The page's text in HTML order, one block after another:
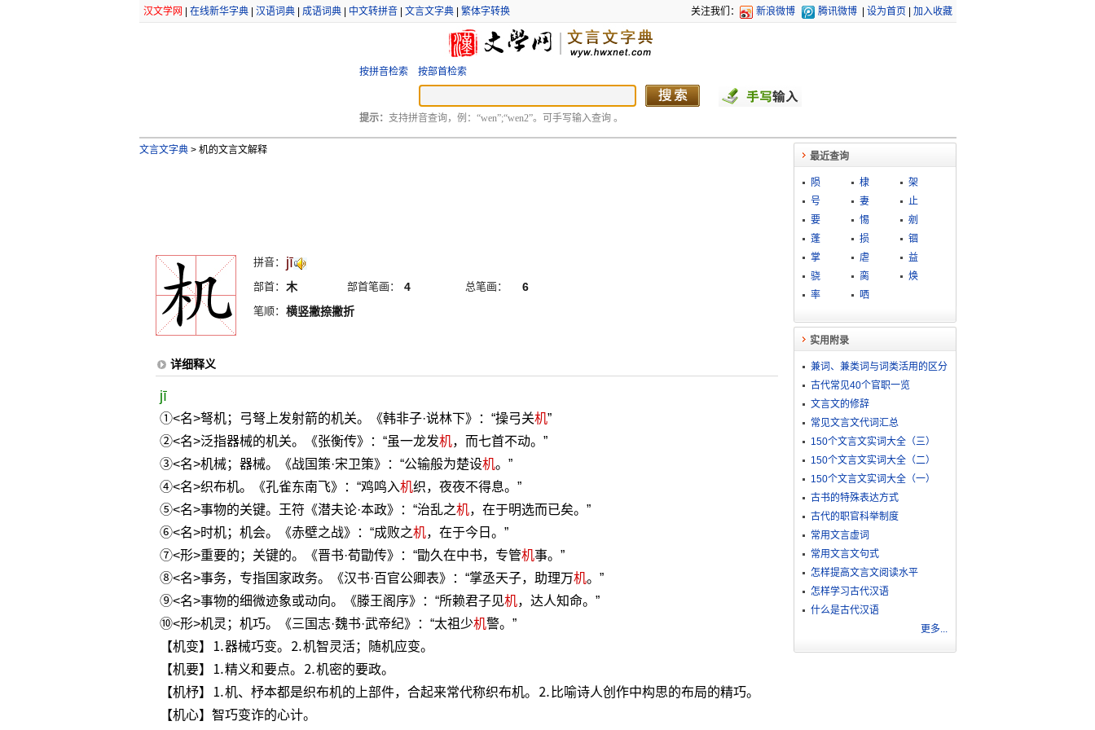
汉文学网 在线新华字典| 汉语词典| 成语词典| 中文转拼音| 文言文字典| 繁体字转换 关注我们： 新浪微博 腾讯微博 设为首页 加入收藏
按拼音检索 按部首检索
提示： 支持拼音查询，例：“wen”;“wen2”。可手写输入查询 。
文言文字典 >机的文言文解释
拼音： jī
部首： 木 部首笔画： 4 总笔画： 6
笔顺： 横竖撇捺撇折
详细释义
jī
①<名>弩机；弓弩上发射箭的机关。《韩非子·说林下》：“操弓关机”
②<名>泛指器械的机关。《张衡传》：“虽一龙发机，而七首不动。”
③<名>机械；器械。《战国策·宋卫策》：“公输般为楚设机。”
④<名>织布机。《孔雀东南飞》：“鸡鸣入机织，夜夜不得息。”
⑤<名>事物的关键。王符《潜夫论·本政》：“治乱之机，在于明选而已矣。”
⑥<名>时机；机会。《赤壁之战》：“成败之机，在于今日。”
⑦<形>重要的；关键的。《晋书·荀勖传》：“勖久在中书，专管机事。”
⑧<名>事务，专指国家政务。《汉书·百官公卿表》：“掌丞天子，助理万机。”
⑨<名>事物的细微迹象或动向。《滕王阁序》：“所赖君子见机，达人知命。”
⑩<形>机灵；机巧。《三国志·魏书·武帝纪》：“太祖少机警。”
【机变】⒈器械巧变。⒉机智灵活；随机应变。
【机要】⒈精义和要点。⒉机密的要政。
【机杼】⒈机、杼本都是织布机的上部件，合起来常代称织布机。⒉比喻诗人创作中构思的布局的精巧。
【机心】智巧变诈的心计。
最近查询
陨 棣
架
号
妻
止
要
惕
剜
蓬
损
锢
掌
虐
益
骁
脔
焕
率
哂
实用附录
兼词、兼类词与词类活用的区分
古代常见40个官职一览
文言文的修辞
常见文言文代词汇总
150个文言文实词大全（三）
150个文言文实词大全（二）
150个文言文实词大全（一）
古书的特殊表达方式
古代的职官科举制度
常用文言虚词
常用文言文句式
怎样提高文言文阅读水平
怎样学习古代汉语
什么是古代汉语
更多...